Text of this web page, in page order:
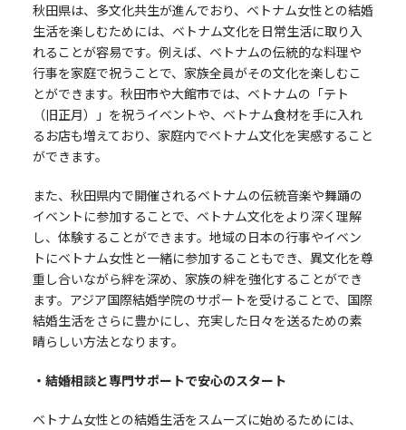
秋田県は、多文化共生が進んでおり、ベトナム女性との結婚
生活を楽しむためには、ベトナム文化を日常生活に取り入
れることが容易です。例えば、ベトナムの伝統的な料理や
行事を家庭で祝うことで、家族全員がその文化を楽しむこ
とができます。秋田市や大館市では、ベトナムの「テト
（旧正月）」を祝うイベントや、ベトナム食材を手に入れ
るお店も増えており、家庭内でベトナム文化を実感すること
ができます。
また、秋田県内で開催されるベトナムの伝統音楽や舞踊の
イベントに参加することで、ベトナム文化をより深く理解
し、体験することができます。地域の日本の行事やイベン
トにベトナム女性と一緒に参加することもでき、異文化を尊
重し合いながら絆を深め、家族の絆を強化することができ
ます。アジア国際結婚学院のサポートを受けることで、国際
結婚生活をさらに豊かにし、充実した日々を送るための素
晴らしい方法となります。
・結婚相談と専門サポートで安心のスタート
ベトナム女性との結婚生活をスムーズに始めるためには、